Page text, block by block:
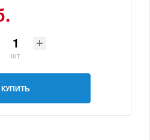
шт
КУПИТЬ